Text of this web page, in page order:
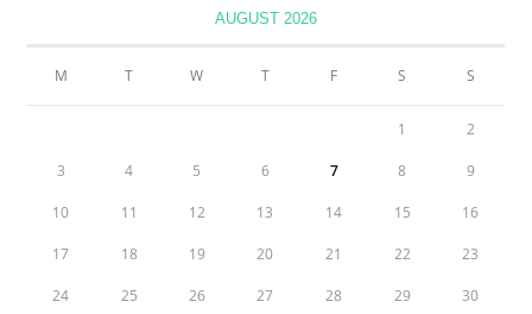
AUGUST 2026
M T W T F S S
1 2
3 4 5 6 7 8 9
10 11 12 13 14 15 16
17 18 19 20 21 22 23
24 25 26 27 28 29 30